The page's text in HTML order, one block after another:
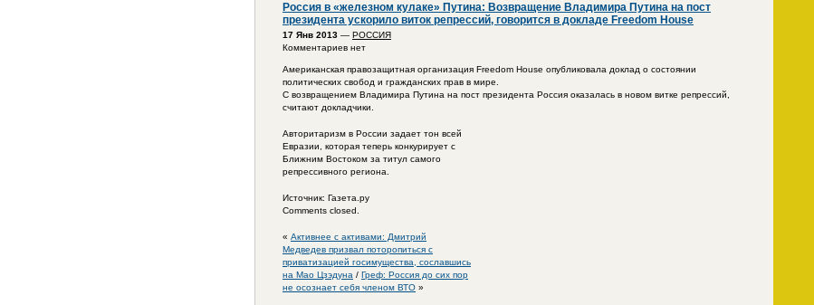
Россия в «железном кулаке» Путина: Возвращение Владимира Путина на пост
президента ускорило виток репрессий, говорится в докладе Freedom House
17 Янв 2013 — РОССИЯ
Комментариев нет
Американская правозащитная организация Freedom House опубликовала доклад о состоянии
политических свобод и гражданских прав в мире.
С возвращением Владимира Путина на пост президента Россия оказалась в новом витке репрессий,
считают докладчики.
Авторитаризм в России задает тон всей
Евразии, которая теперь конкурирует с
Ближним Востоком за титул самого
репрессивного региона.
Источник: Газета.ру
Comments closed.
« Активнее с активами: Дмитрий
Медведев призвал поторопиться с
приватизацией госимущества, сославшись
на Мао Цзэдуна / Греф: Россия до сих пор
не осознает себя членом ВТО »